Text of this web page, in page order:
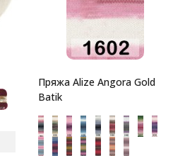
Пряжа Alize Angora Gold
Batik